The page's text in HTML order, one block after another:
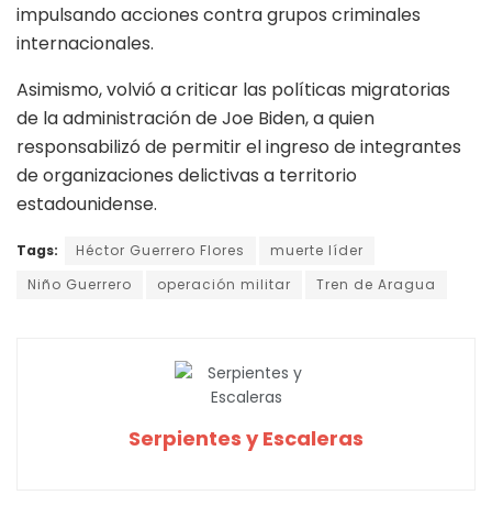
impulsando acciones contra grupos criminales
internacionales.
Asimismo, volvió a criticar las políticas migratorias
de la administración de Joe Biden, a quien
responsabilizó de permitir el ingreso de integrantes
de organizaciones delictivas a territorio
estadounidense.
Tags: Héctor Guerrero Flores
muerte líder
Niño Guerrero
operación militar Tren de Aragua
Serpientes y Escaleras